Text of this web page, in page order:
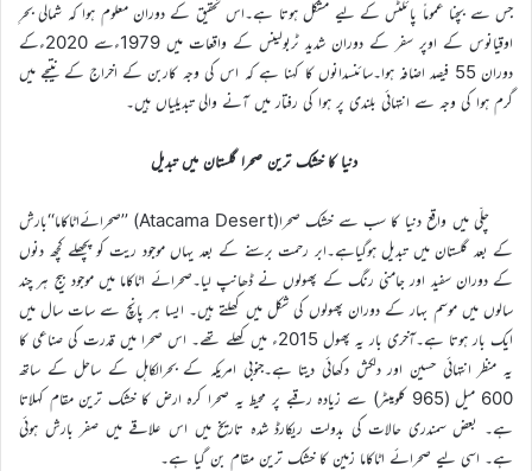
جس سے بچنا عموماً پائلٹس کے لیے مشکل ہوتا ہے۔اس تحقیق کے دوران معلوم ہوا کہ شمالی بحرِ
اوقیانوس کے اوپر سفر کے دوران شدید ٹربولینس کے واقعات میں 1979ءسے 2020ءکے
دوران 55 فیصد اضافہ ہوا۔سائنسدانوں کا کہنا ہے کہ اس کی وجہ کاربن کے اخراج کے نتیجے میں
گرم ہوا کی وجہ سے انتہائی بلندی پر ہوا کی رفتار میں آنے والی تبدیلیاں ہیں۔
دنیا کا خشک ترین صحرا گلستان میں تبدیل
چلّی میں واقع دنیا کا سب سے خشک صحرا(Atacama Desert) ’’صحرائےاٹاکاما‘‘بارش
کے بعد گلستان میں تبدیل ہوگیاہے۔ابر رحمت برسنے کے بعد یہاں موجود ریت کو پچھلے کچھ دنوں
کے دوران سفید اور جامنی رنگ کے پھولوں نے ڈھانپ لیا۔صحرائے اٹاکاما میں موجود بیج ہر چند
سالوں میں موسم بہار کے دوران پھولوں کی شکل میں کھلتے ہیں۔ ایسا ہر پانچ سے سات سال میں
ایک بار ہوتا ہے۔آخری بار یہ پھول 2015ء میں کھلے تھے۔ اس صحرا میں قدرت کی صناعی کا
یہ منظر انتہائی حسین اور دلکش دکھائی دیتا ہے۔جنوبی امریکہ کے بحرالکاہل کے ساحل کے ساتھ
600 میل (965 کلومیٹر) سے زیادہ رقبے پر محیط یہ صحرا کرہ ارض کا خشک ترین مقام کہلاتا
ہے۔ بعض سمندری حالات کی بدولت ریکارڈ شدہ تاریخ میں اس علاقے میں صفر بارش ہوئی
ہے۔ اسی لیے صحرائے اٹاکاما زمین کا خشک ترین مقام بن گیا ہے۔